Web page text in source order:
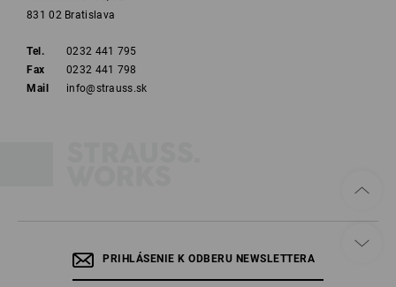
831 02 Bratislava
Tel.
0232 441 795
Fax
0232 441 798
Mail
info@strauss.sk
PRIHLÁSENIE K ODBERU NEWSLETTERA